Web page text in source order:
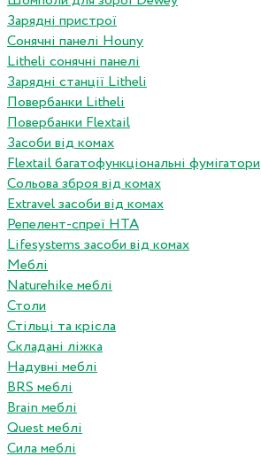
Зарядні пристрої
Сонячні панелі Houny
Litheli сонячні панелі
Зарядні станції Litheli
Повербанки Litheli
Повербанки Flextail
Засоби від комах
Flextail багатофункціональні фумігатори
Сольова зброя від комах
Extravel засоби від комах
Репелент-спреї HTA
Lifesystems засоби від комах
Меблі
Naturehike меблі
Столи
Стільці та крісла
Складані ліжка
Надувні меблі
BRS меблі
Brain меблі
Quest меблі
Сила меблі